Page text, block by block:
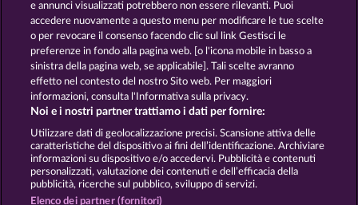
Termini e condizioni
Informativa sulla privacy Note legali
Società FAQ Facebook
Invia richiesta di recesso
e annunci visualizzati potrebbero non essere rilevanti. Puoi
accedere nuovamente a questo menu per modificare le tue scelte
o per revocare il consenso facendo clic sul link Gestisci le
preferenze in fondo alla pagina web. [o l'icona mobile in basso a
sinistra della pagina web, se applicabile]. Tali scelte avranno
effetto nel contesto del nostro Sito web. Per maggiori
informazioni, consulta l'Informativa sulla privacy.
Noi e i nostri partner trattiamo i dati per fornire:
Utilizzare dati di geolocalizzazione precisi. Scansione attiva delle
caratteristiche del dispositivo ai fini dell’identificazione. Archiviare
informazioni su dispositivo e/o accedervi. Pubblicità e contenuti
personalizzati, valutazione dei contenuti e dell’efficacia della
pubblicità, ricerche sul pubblico, sviluppo di servizi.
Elenco dei partner (fornitori)